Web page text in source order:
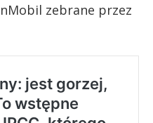
zebrane przez